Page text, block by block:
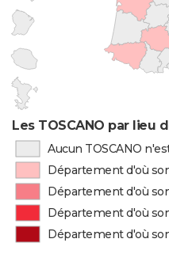
Les TOSCANO par lieu
Aucun TOSCANO
Département d'où
Département d'où
Département d'où
Département d'où